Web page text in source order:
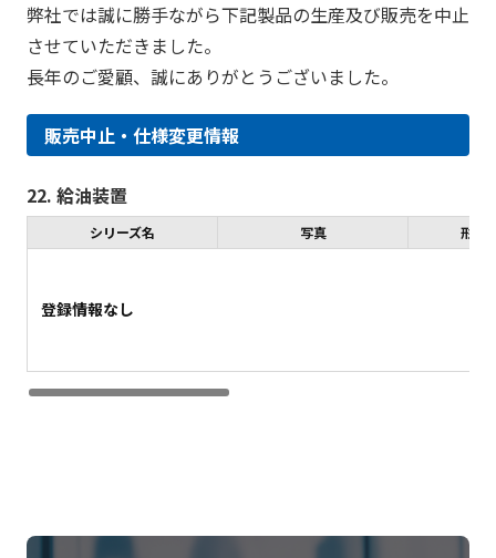
弊社では誠に勝手ながら下記製品の生産及び販売を中止
させていただきました。
長年のご愛顧、誠にありがとうございました。
販売中止・仕様変更情報
22. 給油装置
シリーズ名 写真 形式/
登録情報なし